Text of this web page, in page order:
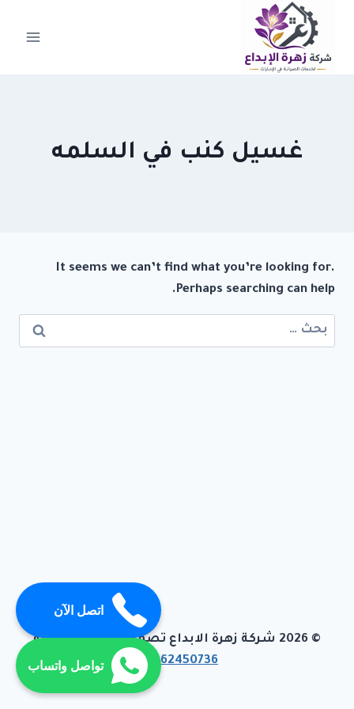
التجاوز
المحتوى
غسيل كنب في السلمه
It seems we can’t find what you’re looking for.
Perhaps searching can help.
البحث
عن:
© 2026 شركة زهرة الابداع تصميم وبرمجة تيفاجو
01062450736
اتصل الآن
تواصل واتساب